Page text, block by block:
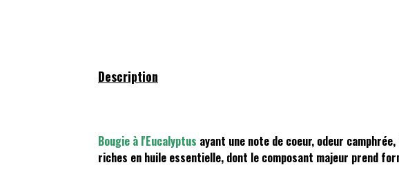
Description
Bougie à l'Eucalyptus ayant une note de coeur, odeur
riches en huile essentielle, dont le composant majeur prend